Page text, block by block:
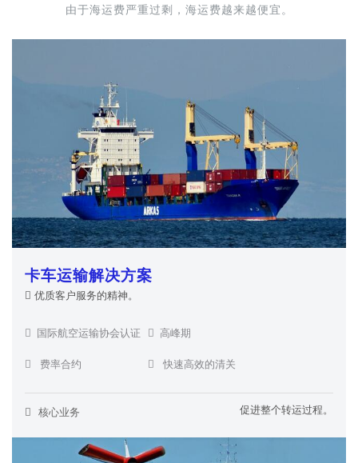
由于海运费严重过剩，海运费越来越便宜。
卡车运输解决方案
优质客户服务的精神。
国际航空运输协会认证 高峰期
费率合约 快速高效的清关
核心业务 促进整个转运过程。